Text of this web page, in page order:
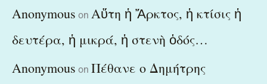
Anonymous on Αὕτη ἡ Ἄρκτος, ἡ κτίσις ἡ
δευτέρα, ἡ μικρά, ἡ στενὴ ὁδός…
Anonymous on Πέθανε ο Δημήτρης